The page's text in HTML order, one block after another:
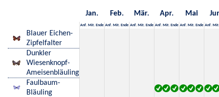
Jan. Feb. Mär. Apr. Mai
Anf. Mit. Ende Anf. Mit. Ende Anf. Mit. Ende Anf. Mit. Ende Anf. Mit. Ende Anf. Mit.
Blauer Eichen-
Zipfelfalter
Dunkler
Wiesenknopf-
Ameisenbläuling
Faulbaum-
Bläuling